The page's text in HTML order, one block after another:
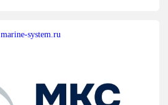
marine-system.ru